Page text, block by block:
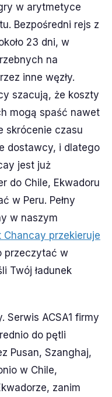
w arytmetyce
Bezpośredni rejs z
23 dni, w
na
inne węzły.
szacują, że koszty
mogą spaść nawet
skrócenie czasu
dostawcy, i dlatego
jest już
do Chile, Ekwadoru
w Peru. Pełny
w naszym
Chancay przekieruje
przeczytać w
Twój ładunek
Serwis ACSA1 firmy
do pętli
Pusan, Szanghaj,
w Chile,
zanim